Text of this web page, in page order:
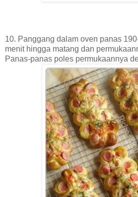
10. Panggang dalam oven panas
menit hingga matang dan
Panas-panas poles permukaannya